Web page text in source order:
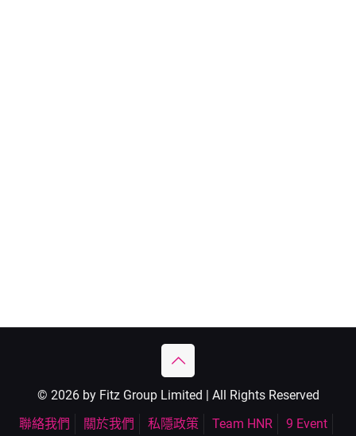
© 2026 by Fitz Group Limited | All Rights Reserved
聯絡我們
關於我們 私隱政策 Team HNR 9 Event